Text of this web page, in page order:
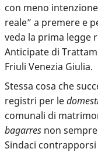
con meno
reale” a premere e
veda la prima legge
Anticipate di
Friuli Venezia Giulia.
Stessa cosa che
registri per le
comunali di
bagarres non
Sindaci